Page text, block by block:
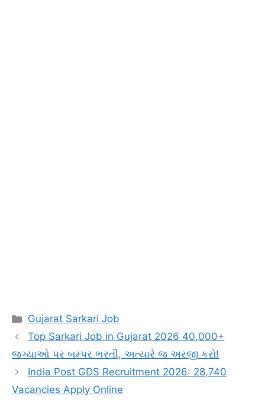
Categories
Gujarat Sarkari Job
Top Sarkari Job in Gujarat 2026 40,000+
જગ્યાઓ પર બમ્પર ભરતી, અત્યારે જ અરજી કરો!
India Post GDS Recruitment 2026: 28,740
Vacancies Apply Online